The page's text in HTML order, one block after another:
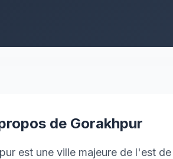
de Gorakhpur
est une ville majeure de l'est